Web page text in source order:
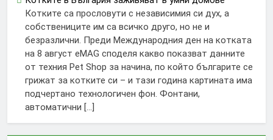
Котките са прословути с независимия си дух, а
собствениците им са всичко друго, но не и
безразлични. Преди Международния ден на котката
на 8 август eMAG споделя какво показват данните
от техния Pet Shop за начина, по който българите се
грижат за котките си – и тази година картината има
подчертано технологичен фон. Фонтани,
автоматични […]